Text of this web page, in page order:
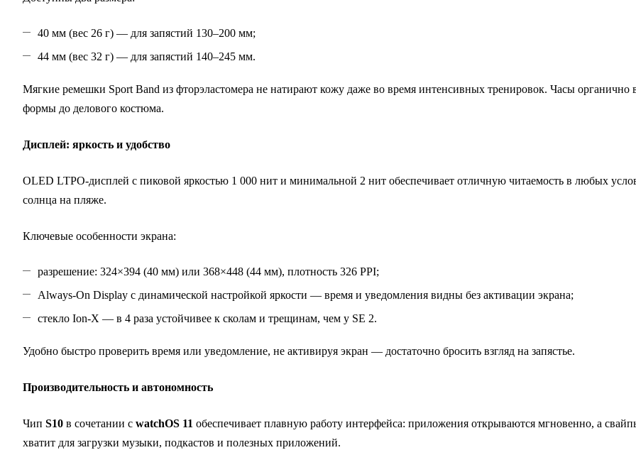
40 мм (вес 26 г) — для запястий 130–200 мм;
44 мм (вес 32 г) — для запястий 140–245 мм.
Мягкие ремешки Sport Band из фторэластомера не натирают кожу даже во время интенсивных тренировок. Часы
формы до делового костюма.
Дисплей: яркость и удобство
OLED LTPO‑дисплей с пиковой яркостью 1 000 нит и минимальной 2 нит обеспечивает отличную читаемость в любых
солнца на пляже.
Ключевые особенности экрана:
разрешение: 324×394 (40 мм) или 368×448 (44 мм), плотность 326 PPI;
Always‑On Display с динамической настройкой яркости — время и уведомления видны без активации экрана;
стекло Ion‑X — в 4 раза устойчивее к сколам и трещинам, чем у SE 2.
Удобно быстро проверить время или уведомление, не активируя экран — достаточно бросить взгляд на запястье.
Производительность и автономность
Чип S10 в сочетании с watchOS 11 обеспечивает плавную работу интерфейса: приложения открываются мгновенно, а
хватит для загрузки музыки, подкастов и полезных приложений.